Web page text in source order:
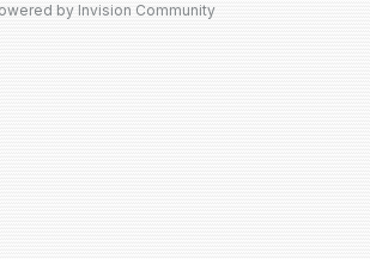
by Invision Community